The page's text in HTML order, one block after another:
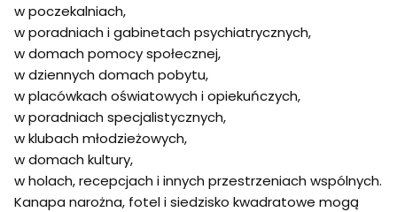
w poczekalniach,
w poradniach i gabinetach psychiatrycznych,
w domach pomocy społecznej,
w dziennych domach pobytu,
w placówkach oświatowych i opiekuńczych,
w poradniach specjalistycznych,
w klubach młodzieżowych,
w domach kultury,
w holach, recepcjach i innych przestrzeniach wspólnych.
Kanapa narożna, fotel i siedzisko kwadratowe mogą